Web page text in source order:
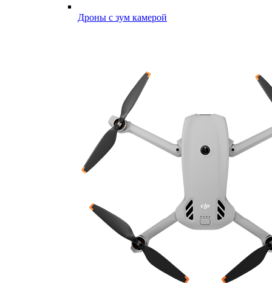
Дроны с зум камерой